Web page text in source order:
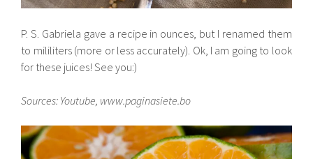
P. S. Gabriela gave a recipe in ounces, but I renamed them
to mililiters (more or less accurately). Ok, I am going to look
for these juices! See you:)
Sources: Youtube, www.paginasiete.bo